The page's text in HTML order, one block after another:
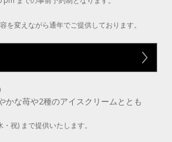
を変えながら通年でご提供しております。
かな苺や2種のアイスクリームととも
祝) まで提供いたします。